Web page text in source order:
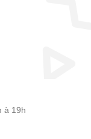
à 19h